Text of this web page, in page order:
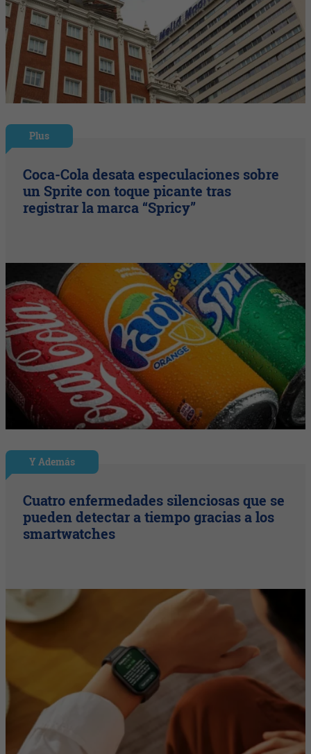
Plus
Coca-Cola desata especulaciones sobre
un Sprite con toque picante tras
registrar la marca “Spricy”
Y Además
Cuatro enfermedades silenciosas que se
pueden detectar a tiempo gracias a los
smartwatches